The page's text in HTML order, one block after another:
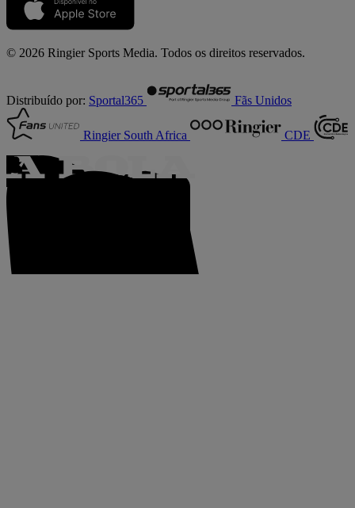
© 2026 Ringier Sports Media. Todos os direitos reservados.
Distribuído por: Sportal365 Fãs Unidos
Ringier South Africa CDE